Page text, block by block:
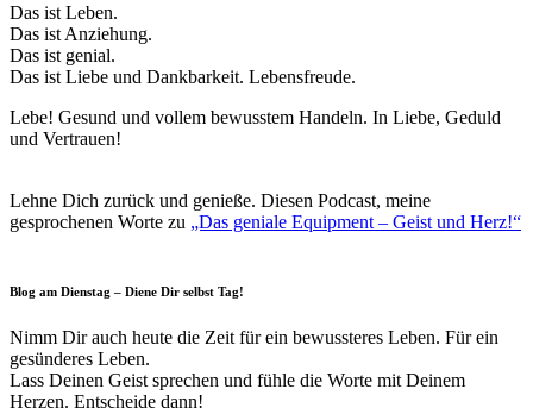
Das ist Leben.
Das ist Anziehung.
Das ist genial.
Das ist Liebe und Dankbarkeit. Lebensfreude.
Lebe! Gesund und vollem bewusstem Handeln. In Liebe, Geduld
und Vertrauen!
Lehne Dich zurück und genieße. Diesen Podcast, meine
gesprochenen Worte zu „Das geniale Equipment – Geist und Herz!“
Blog am Dienstag – Diene Dir selbst Tag!
Nimm Dir auch heute die Zeit für ein bewussteres Leben. Für ein
gesünderes Leben.
Lass Deinen Geist sprechen und fühle die Worte mit Deinem
Herzen. Entscheide dann!